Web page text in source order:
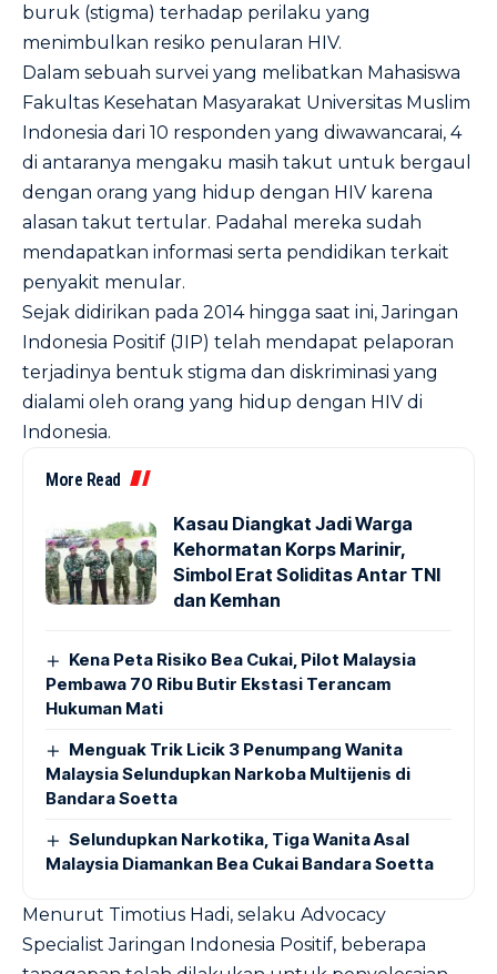
buruk (stigma) terhadap perilaku yang
menimbulkan resiko penularan HIV.
Dalam sebuah survei yang melibatkan Mahasiswa
Fakultas Kesehatan Masyarakat Universitas Muslim
Indonesia dari 10 responden yang diwawancarai, 4
di antaranya mengaku masih takut untuk bergaul
dengan orang yang hidup dengan HIV karena
alasan takut tertular. Padahal mereka sudah
mendapatkan informasi serta pendidikan terkait
penyakit menular.
Sejak didirikan pada 2014 hingga saat ini, Jaringan
Indonesia Positif (JIP) telah mendapat pelaporan
terjadinya bentuk stigma dan diskriminasi yang
dialami oleh orang yang hidup dengan HIV di
Indonesia.
More Read
Kasau Diangkat Jadi Warga
Kehormatan Korps Marinir,
Simbol Erat Soliditas Antar TNI
dan Kemhan
Kena Peta Risiko Bea Cukai, Pilot Malaysia
Pembawa 70 Ribu Butir Ekstasi Terancam
Hukuman Mati
Menguak Trik Licik 3 Penumpang Wanita
Malaysia Selundupkan Narkoba Multijenis di
Bandara Soetta
Selundupkan Narkotika, Tiga Wanita Asal
Malaysia Diamankan Bea Cukai Bandara Soetta
Menurut Timotius Hadi, selaku Advocacy
Specialist Jaringan Indonesia Positif, beberapa